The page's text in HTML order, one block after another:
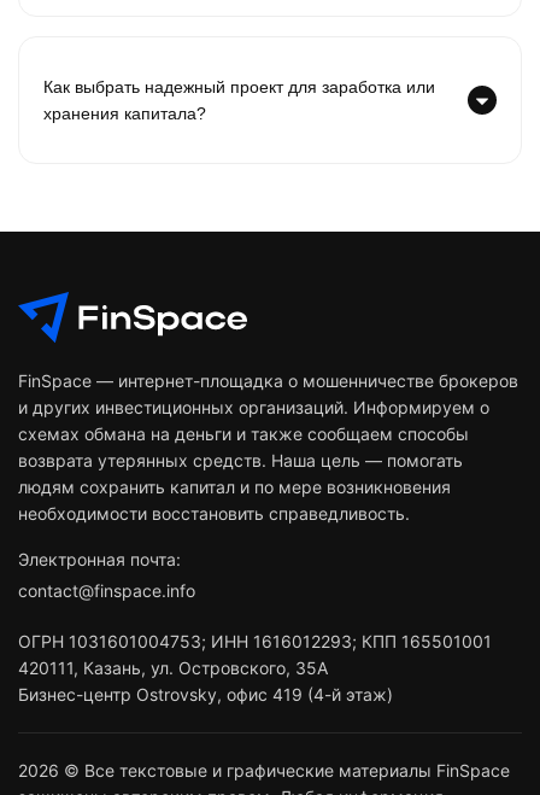
Как выбрать надежный проект для заработка или
хранения капитала?
FinSpace — интернет-площадка о мошенничестве брокеров
и других инвестиционных организаций. Информируем о
схемах обмана на деньги и также сообщаем способы
возврата утерянных средств. Наша цель — помогать
людям сохранить капитал и по мере возникновения
необходимости восстановить справедливость.
Электронная почта:
contact@finspace.info
ОГРН 1031601004753; ИНН 1616012293; КПП 165501001
420111, Казань, ул. Островского, 35А
Бизнес-центр Ostrovsky, офис 419 (4-й этаж)
2026 © Все текстовые и графические материалы FinSpace